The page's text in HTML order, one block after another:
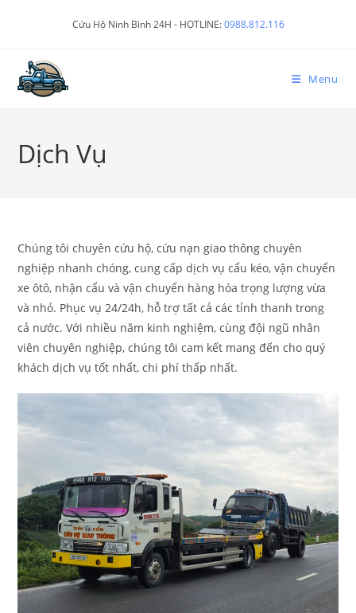
Cứu Hộ Ninh Bình 24H - HOTLINE:0988.812.116
Menu
Dịch Vụ
Chúng tôi chuyên cứu hộ, cứu nạn giao thông chuyên
nghiệp nhanh chóng, cung cấp dịch vụ cẩu kéo, vận chuyển
xe ôtô, nhận cẩu và vận chuyển hàng hóa trọng lượng vừa
và nhỏ. Phục vụ 24/24h, hỗ trợ tất cả các tỉnh thanh trong
cả nước. Với nhiều năm kinh nghiệm, cùng đội ngũ nhân
viên chuyên nghiệp, chúng tôi cam kết mang đến cho quý
khách dịch vụ tốt nhất, chi phí thấp nhất.